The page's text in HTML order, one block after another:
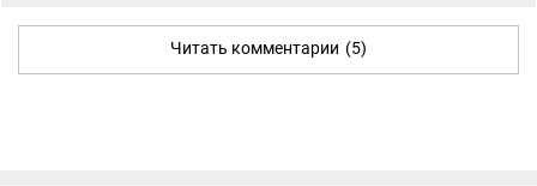
Читать комментарии (5)